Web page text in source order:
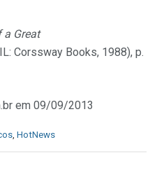
a Great
Corssway Books, 1988), p.
em 09/09/2013
, HotNews